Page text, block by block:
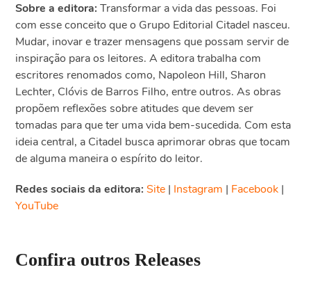
Sobre a editora: Transformar a vida das pessoas. Foi
com esse conceito que o Grupo Editorial Citadel nasceu.
Mudar, inovar e trazer mensagens que possam servir de
inspiração para os leitores. A editora trabalha com
escritores renomados como, Napoleon Hill, Sharon
Lechter, Clóvis de Barros Filho, entre outros. As obras
propõem reflexões sobre atitudes que devem ser
tomadas para que ter uma vida bem-sucedida. Com esta
ideia central, a Citadel busca aprimorar obras que tocam
de alguma maneira o espírito do leitor.
Redes sociais da editora:Site | Instagram | Facebook |
YouTube
Confira outros Releases